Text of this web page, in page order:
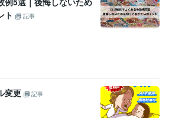
ト
記事
変更
記事